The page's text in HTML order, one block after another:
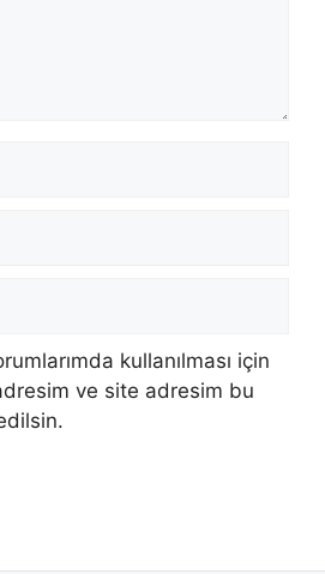
kullanılması için
ve site adresim bu